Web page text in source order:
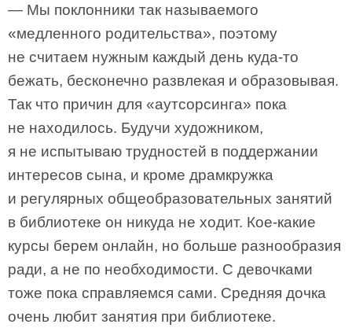
— Мы поклонники так называемого
«медленного родительства», поэтому
не считаем нужным каждый день куда-то
бежать, бесконечно развлекая и образовывая.
Так что причин для «аутсорсинга» пока
не находилось. Будучи художником,
я не испытываю трудностей в поддержании
интересов сына, и кроме драмкружка
и регулярных общеобразовательных занятий
в библиотеке он никуда не ходит. Кое-какие
курсы берем онлайн, но больше разнообразия
ради, а не по необходимости. С девочками
тоже пока справляемся сами. Средняя дочка
очень любит занятия при библиотеке.